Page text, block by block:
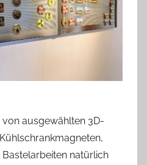
ausgewählten 3D-
natürlich